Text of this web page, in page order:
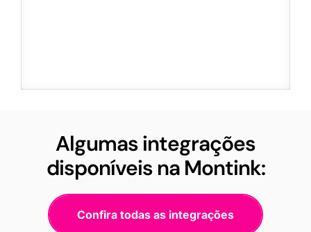
Algumas integrações
disponíveis na Montink:
Confira todas as integrações